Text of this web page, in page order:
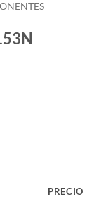
PRECIO